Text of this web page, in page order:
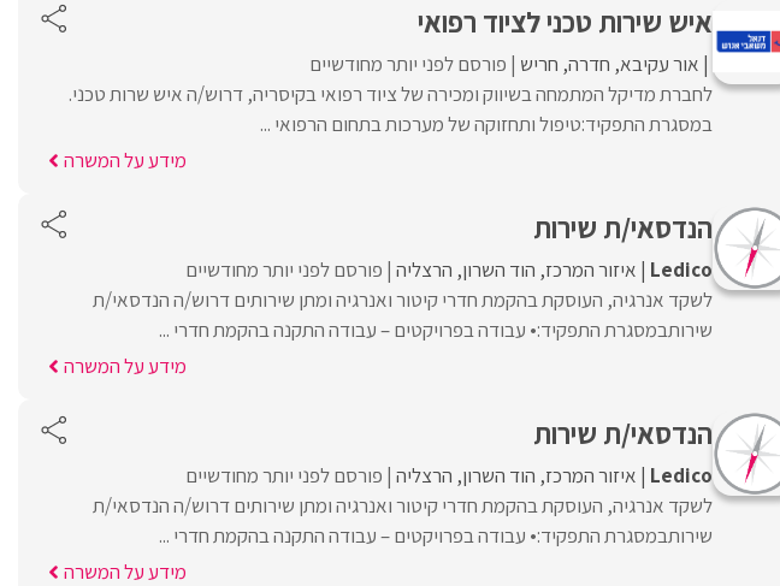
איש שירות טכני לציוד רפואי
אור עקיבא חדרה חריש פורסם לפני יותר מחודשיים
לחברת מדיקל המתמחה בשיווק ומכירה של ציוד רפואי בקיסריה, דרוש/ה איש שרות טכני.
במסגרת התפקיד:טיפול ותחזוקה של מערכות בתחום הרפואי ...
מידע על המשרה
הנדסאי/ת שירות
Ledico איזור המרכז הוד השרון הרצליה פורסם לפני יותר מחודשיים
לשקד אנרגיה, העוסקת בהקמת חדרי קיטור ואנרגיה ומתן שירותים דרוש/ה הנדסאי/ת
שירותבמסגרת התפקיד:• עבודה בפרויקטים – עבודה התקנה בהקמת חדרי ...
מידע על המשרה
הנדסאי/ת שירות
Ledico איזור המרכז הוד השרון הרצליה פורסם לפני יותר מחודשיים
לשקד אנרגיה, העוסקת בהקמת חדרי קיטור ואנרגיה ומתן שירותים דרוש/ה הנדסאי/ת
שירותבמסגרת התפקיד:• עבודה בפרויקטים – עבודה התקנה בהקמת חדרי ...
מידע על המשרה